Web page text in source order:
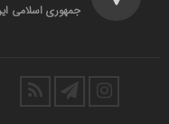
جمهوری اسلامی